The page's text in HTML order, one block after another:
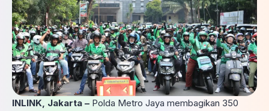
INLINK, Jakarta – Polda Metro Jaya membagikan 350